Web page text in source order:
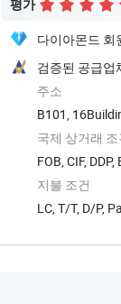
평가
다이아몬드 회
검증된 공급업
주소
B101,
국제 상거래
FOB, CIF, DDP,
지불 조건
LC, T/T, D/P,